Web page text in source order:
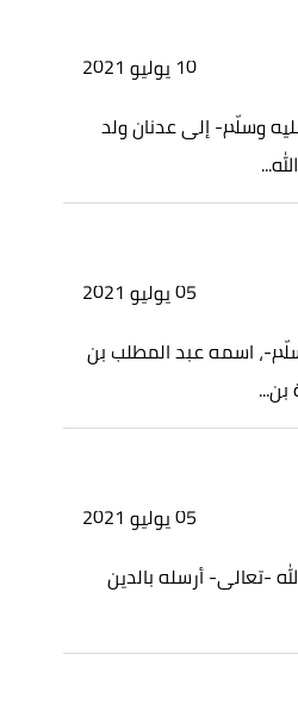
10 يوليو 2021
وسلّم- إلى عدنان ولد
05 يوليو 2021
، اسمه عبد المطلب بن
05 يوليو 2021
-تعالى- أرسله بالدين